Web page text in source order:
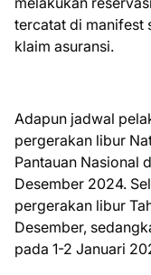
tercatat di manifest
klaim asuransi.
Adapun jadwal
pergerakan libur
Pantauan Nasional
Desember 2024.
pergerakan libur
Desember,
pada 1-2 Januari